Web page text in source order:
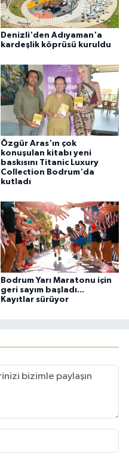
Denizli'den Adıyaman'a
kardeşlik köprüsü kuruldu
Özgür Aras'ın çok
konuşulan kitabı yeni
baskısını Titanic Luxury
Collection Bodrum'da
kutladı
Bodrum Yarı Maratonu için
geri sayım başladı...
Kayıtlar sürüyor